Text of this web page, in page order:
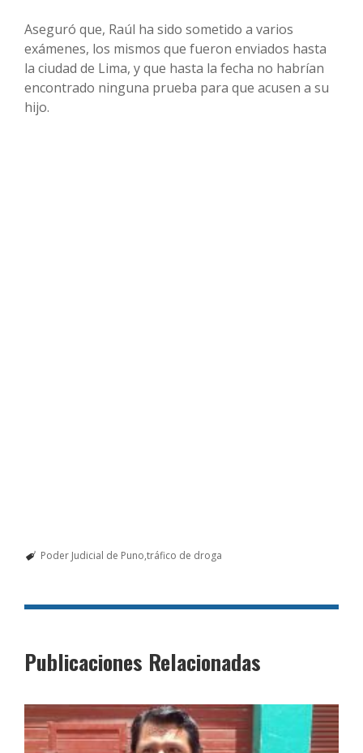
Aseguró que, Raúl ha sido sometido a varios
exámenes, los mismos que fueron enviados hasta
la ciudad de Lima, y que hasta la fecha no habrían
encontrado ninguna prueba para que acusen a su
hijo.
Poder Judicial de Puno tráfico de droga
Publicaciones Relacionadas